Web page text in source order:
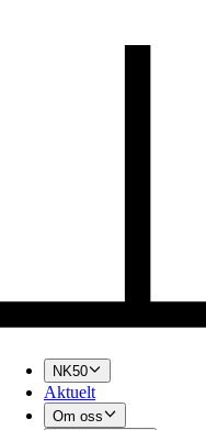
NK50
Aktuelt
Om oss